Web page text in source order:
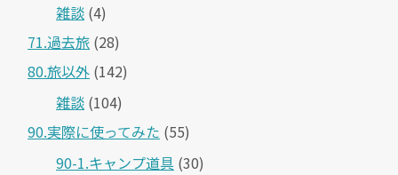
雑談 (4)
71.過去旅 (28)
80.旅以外 (142)
雑談 (104)
90.実際に使ってみた (55)
90-1.キャンプ道具 (30)